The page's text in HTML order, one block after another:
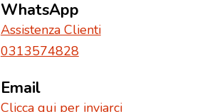
WhatsApp
Assistenza Clienti
0313574828
Email
Clicca qui per inviarci